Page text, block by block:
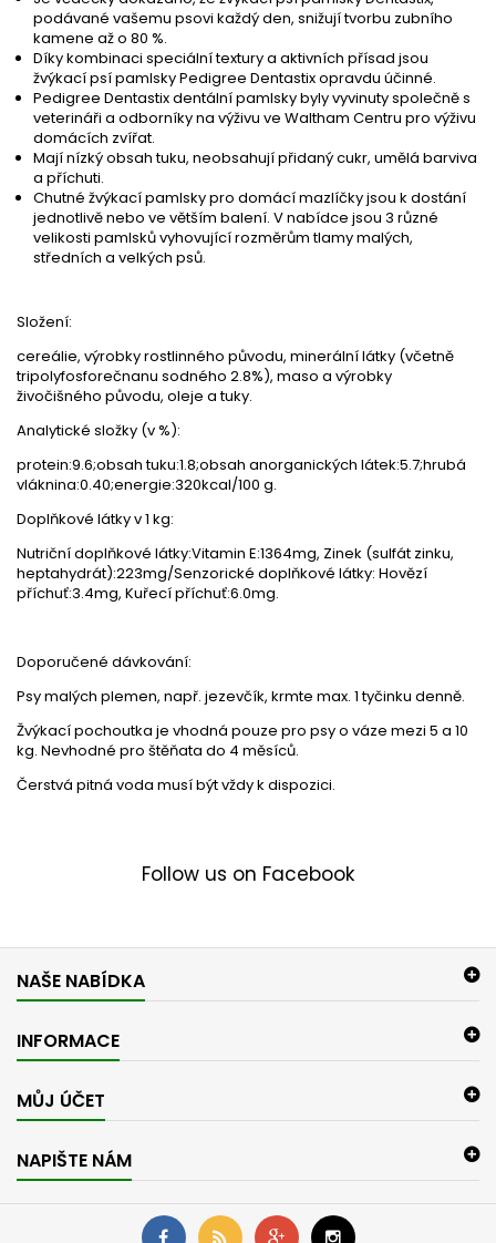
podávané vašemu psovi každý den, snižují tvorbu zubního
kamene až o 80 %.
Díky kombinaci speciální textury a aktivních přísad jsou
žvýkací psí pamlsky Pedigree Dentastix opravdu účinné.
Pedigree Dentastix dentální pamlsky byly vyvinuty společně s
veterináři a odborníky na výživu ve Waltham Centru pro výživu
domácích zvířat.
Mají nízký obsah tuku, neobsahují přidaný cukr, umělá barviva
a příchuti.
Chutné žvýkací pamlsky pro domácí mazlíčky jsou k dostání
jednotlivě nebo ve větším balení. V nabídce jsou 3 různé
velikosti pamlsků vyhovující rozměrům tlamy malých,
středních a velkých psů.
Složení:
cereálie, výrobky rostlinného původu, minerální látky (včetně
tripolyfosforečnanu sodného 2.8%), maso a výrobky
živočišného původu, oleje a tuky.
Analytické složky (v %):
protein:9.6;obsah tuku:1.8;obsah anorganických látek:5.7;hrubá
vláknina:0.40;energie:320kcal/100 g.
Doplňkové látky v 1 kg:
Nutriční doplňkové látky:Vitamin E:1364mg, Zinek (sulfát zinku,
heptahydrát):223mg/Senzorické doplňkové látky: Hovězí
příchuť:3.4mg, Kuřecí příchuť:6.0mg.
Doporučené dávkování:
Psy malých plemen, např. jezevčík, krmte max. 1 tyčinku denně.
Žvýkací pochoutka je vhodná pouze pro psy o váze mezi 5 a 10
kg. Nevhodné pro štěňata do 4 měsíců.
Čerstvá pitná voda musí být vždy k dispozici.
Follow us on Facebook
NAŠE NABÍDKA
INFORMACE
MŮJ ÚČET
NAPIŠTE NÁM